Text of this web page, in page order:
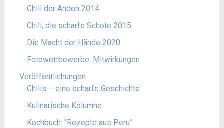
Chili der Anden 2014
Chili, die scharfe Schote 2015
Die Macht der Hände 2020
Fotowettbewerbe: Mitwirkungen
Veröffentlichungen
Chilis – eine scharfe Geschichte
Kulinarische Kolumne
Kochbuch: “Rezepte aus Peru”